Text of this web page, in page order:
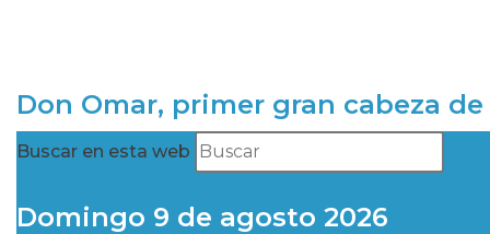
Don Omar, primer gran cabeza
Buscar en esta web
Domingo 9 de agosto 2026